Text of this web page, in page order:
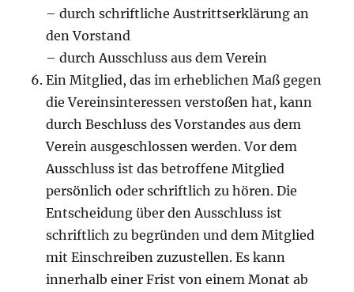
– durch schriftliche Austrittserklärung an
den Vorstand
– durch Ausschluss aus dem Verein
Ein Mitglied, das im erheblichen Maß gegen
die Vereinsinteressen verstoßen hat, kann
durch Beschluss des Vorstandes aus dem
Verein ausgeschlossen werden. Vor dem
Ausschluss ist das betroffene Mitglied
persönlich oder schriftlich zu hören. Die
Entscheidung über den Ausschluss ist
schriftlich zu begründen und dem Mitglied
mit Einschreiben zuzustellen. Es kann
innerhalb einer Frist von einem Monat ab